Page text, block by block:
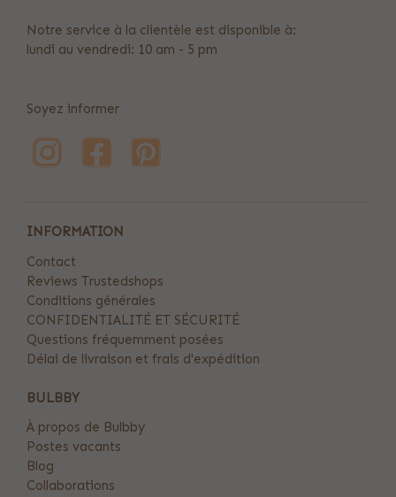
Notre service à la clientèle est disponible à:
lundi au vendredi: 10 am - 5 pm
Soyez informer
INFORMATION
Contact
Reviews Trustedshops
Conditions générales
CONFIDENTIALITÉ ET SÉCURITÉ
Questions fréquemment posées
Délai de livraison et frais d'expédition
BULBBY
À propos de Bulbby
Postes vacants
Blog
Collaborations